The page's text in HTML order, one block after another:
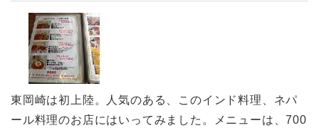
東岡崎は初上陸。人気のある、このインド料理、ネパ
ール料理のお店にはいってみました。メニューは、700